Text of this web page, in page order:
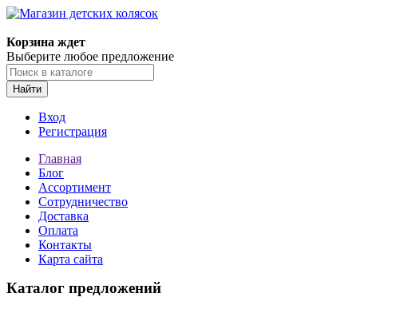
Корзина ждет
Выберите любое предложение
Найти
Вход
Регистрация
Главная
Блог
Ассортимент
Сотрудничество
Доставка
Оплата
Контакты
Карта сайта
Каталог предложений